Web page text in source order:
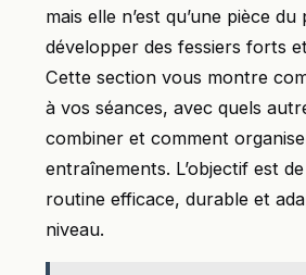
mais elle n’est qu’une pièce
développer des fessiers forts
Cette section vous montre
à vos séances, avec quels
combiner et comment
entraînements. L’objectif est
routine efficace, durable et
niveau.